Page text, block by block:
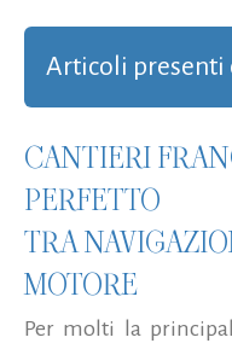
Articoli presenti
CANTIERI
PERFETTO
TRA
MOTORE
Per molti la